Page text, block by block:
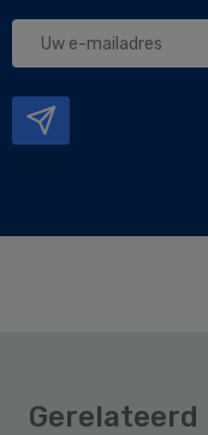
Uw
Gerelateerd